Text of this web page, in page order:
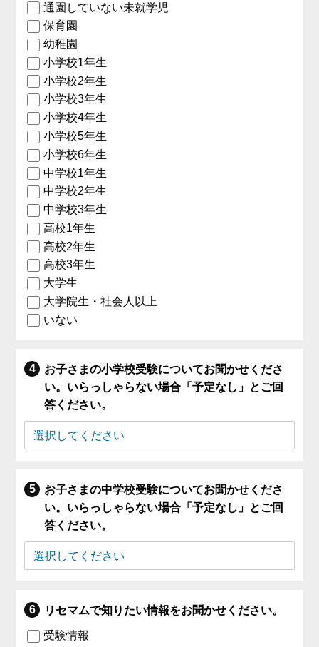
通園していない未就学児
保育園
幼稚園
小学校1年生
小学校2年生
小学校3年生
小学校4年生
小学校5年生
小学校6年生
中学校1年生
中学校2年生
中学校3年生
高校1年生
高校2年生
高校3年生
大学生
大学院生・社会人以上
いない
お子さまの小学校受験についてお聞かせくださ
い。いらっしゃらない場合「予定なし」とご回
答ください。
お子さまの中学校受験についてお聞かせくださ
い。いらっしゃらない場合「予定なし」とご回
答ください。
リセマムで知りたい情報をお聞かせください。
受験情報